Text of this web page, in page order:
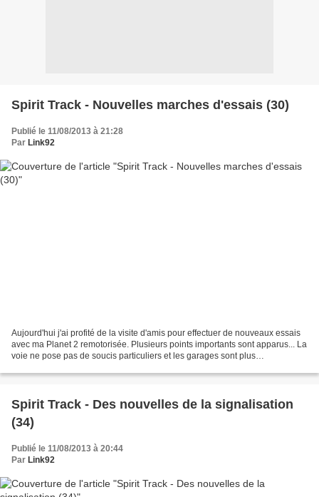
Spirit Track - Nouvelles marches d'essais (30)
Publié le 11/08/2013 à 21:28
Par Link92
Aujourd'hui j'ai profité de la visite d'amis pour effectuer de nouveaux essais
avec ma Planet 2 remotorisée. Plusieurs points importants sont apparus... La
voie ne pose pas de soucis particuliers et les garages sont plus
Spirit Track - Des nouvelles de la signalisation
(34)
Publié le 11/08/2013 à 20:44
Par Link92